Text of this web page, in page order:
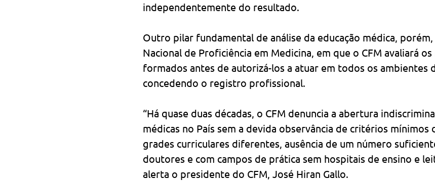
independentemente do resultado.
Outro pilar fundamental de análise da educação médica, porém,
Nacional de Proficiência em Medicina, em que o CFM avaliará
formados antes de autorizá-los a atuar em todos os ambientes
concedendo o registro profissional.
“Há quase duas décadas, o CFM denuncia a abertura
médicas no País sem a devida observância de critérios mínimos
grades curriculares diferentes, ausência de um número
doutores e com campos de prática sem hospitais de ensino e
alerta o presidente do CFM, José Hiran Gallo.